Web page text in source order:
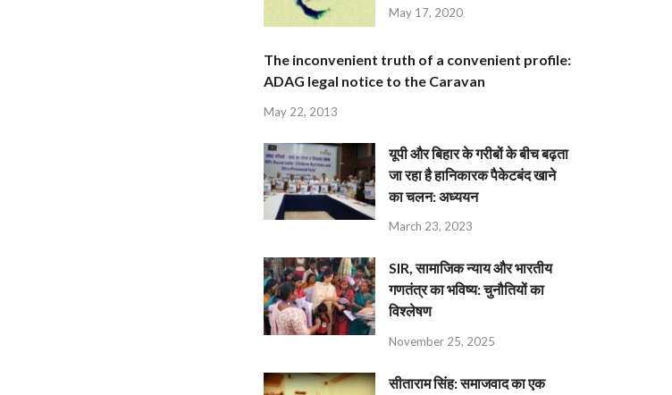
May 17, 2020
The inconvenient truth of a convenient profile:
ADAG legal notice to the Caravan
May 22, 2013
यूपी और बिहार के गरीबों के बीच बढ़ता
जा रहा है हानिकारक पैकेटबंद खाने
का चलन: अध्ययन
March 23, 2023
SIR, सामाजिक न्याय और भारतीय
गणतंत्र का भविष्य: चुनौतियों का
विश्लेषण
November 25, 2025
सीताराम सिंह: समाजवाद का एक